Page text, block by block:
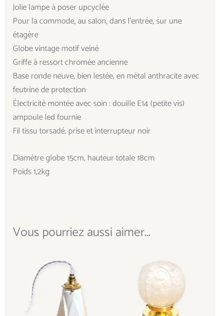
Jolie lampe à poser upcyclée
Pour la commode, au salon, dans l’entrée, sur une
étagère
Globe vintage motif veiné
Griffe à ressort chromée ancienne
Base ronde neuve, bien lestée, en métal anthracite avec
feutrine de protection
Électricité montée avec soin : douille E14 (petite vis)
ampoule led fournie
Fil tissu torsadé, prise et interrupteur noir
Diamètre globe 15cm, hauteur totale 18cm
Poids 1,2kg
Vous pourriez aussi aimer...